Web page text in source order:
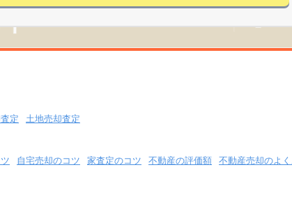
定 土地売却査定
自宅売却のコツ 家査定のコツ 不動産の評価額 不動産売却のよ